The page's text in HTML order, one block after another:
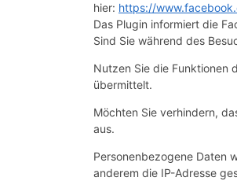
hier: https://
Das Plugin informiert die
Sind Sie während des
Nutzen Sie die Funktionen
übermittelt.
Möchten Sie verhindern,
aus.
Personenbezogene Daten
anderem die IP-Adresse